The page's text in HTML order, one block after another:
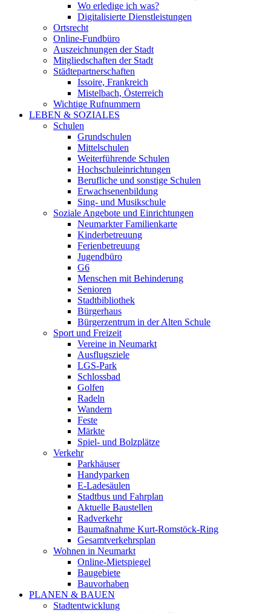
Wo erledige ich was?
Digitalisierte Dienstleistungen
Ortsrecht
Online-Fundbüro
Auszeichnungen der Stadt
Mitgliedschaften der Stadt
Städtepartnerschaften
Issoire, Frankreich
Mistelbach, Österreich
Wichtige Rufnummern
LEBEN & SOZIALES
Schulen
Grundschulen
Mittelschulen
Weiterführende Schulen
Hochschuleinrichtungen
Berufliche und sonstige Schulen
Erwachsenenbildung
Sing- und Musikschule
Soziale Angebote und Einrichtungen
Neumarkter Familienkarte
Kinderbetreuung
Ferienbetreuung
Jugendbüro
G6
Menschen mit Behinderung
Senioren
Stadtbibliothek
Bürgerhaus
Bürgerzentrum in der Alten Schule
Sport und Freizeit
Vereine in Neumarkt
Ausflugsziele
LGS-Park
Schlossbad
Golfen
Radeln
Wandern
Feste
Märkte
Spiel- und Bolzplätze
Verkehr
Parkhäuser
Handyparken
E-Ladesäulen
Stadtbus und Fahrplan
Aktuelle Baustellen
Radverkehr
Baumaßnahme Kurt-Romstöck-Ring
Gesamtverkehrsplan
Wohnen in Neumarkt
Online-Mietspiegel
Baugebiete
Bauvorhaben
PLANEN & BAUEN
Stadtentwicklung